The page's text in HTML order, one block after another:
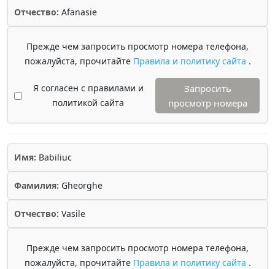
Отчество: Afanasie
Прежде чем запросить просмотр номера телефона,
пожалуйста, прочитайте Правила и политику сайта .
Я согласен с правилами и
политикой сайта
Запросить
просмотр номера
Имя: Babiliuc
Фамилия: Gheorghe
Отчество: Vasile
Прежде чем запросить просмотр номера телефона,
пожалуйста, прочитайте Правила и политику сайта .